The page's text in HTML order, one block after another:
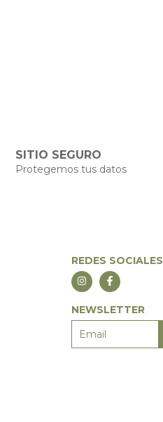
SITIO SEGURO
Protegemos tus datos
REDES SOCIALES
NEWSLETTER